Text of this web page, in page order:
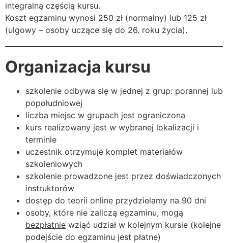
integralną częścią kursu.
Koszt egzaminu wynosi 250 zł (normalny) lub 125 zł
(ulgowy – osoby uczące się do 26. roku życia).
Organizacja kursu
szkolenie odbywa się w jednej z grup: porannej lub
popołudniowej
liczba miejsc w grupach jest ograniczona
kurs realizowany jest w wybranej lokalizacji i
terminie
uczestnik otrzymuje komplet materiałów
szkoleniowych
szkolenie prowadzone jest przez doświadczonych
instruktorów
dostęp do teorii online przydzielamy na 90 dni
osoby, które nie zaliczą egzaminu, mogą
bezpłatnie wziąć udział w kolejnym kursie (kolejne
podejście do egzaminu jest płatne)